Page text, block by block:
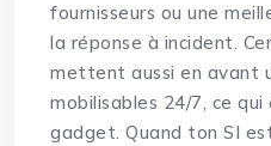
fournisseurs ou une
la réponse à incident.
mettent aussi en avant
mobilisables 24/7, ce qui
gadget. Quand ton SI